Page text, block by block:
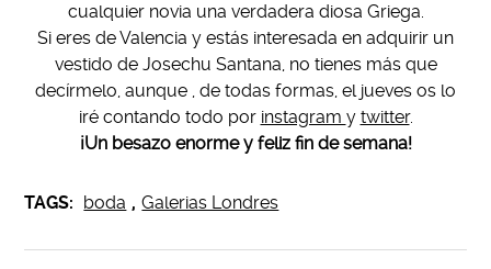
cualquier novia una verdadera diosa Griega.
Si eres de Valencia y estás interesada en adquirir un
vestido de Josechu Santana, no tienes más que
decírmelo, aunque , de todas formas, el jueves os lo
iré contando todo por instagram y twitter.
¡Un besazo enorme y feliz fin de semana!
TAGS: boda , Galerias Londres